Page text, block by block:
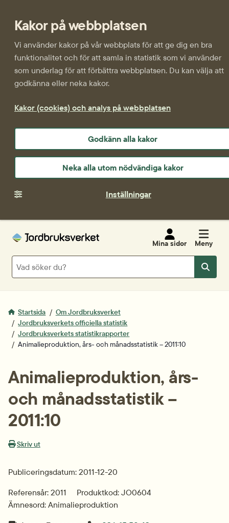
Kakor på webbplatsen
Vi använder kakor på vår webbplats för att ge dig en bra
funktionalitet och för att samla in statistik som vi använder
som underlag för att förbättra webbplatsen. Du kan välja att
godkänna eller neka kakor.
Kakor (cookies) och analys på webbplatsen
Godkänn alla kakor
Neka alla utom nödvändiga kakor
Inställningar
Mina sidor Meny
Sök
Sök
Startsida
Om Jordbruksverket
Jordbruksverkets officiella statistik
Jordbruksverkets statistikrapporter
Animalieproduktion, års- och månadsstatistik – 2011:10
Animalieproduktion, års-
och månadsstatistik –
2011:10
Skriv ut
Publiceringsdatum: 2011-12-20
Referensår: 2011
Produktkod: JO0604
Ämnesord: Animalieproduktion